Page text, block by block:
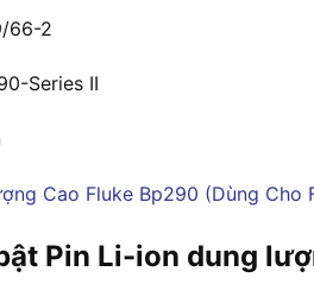
66-2
Series II
Pin Li-ion dung